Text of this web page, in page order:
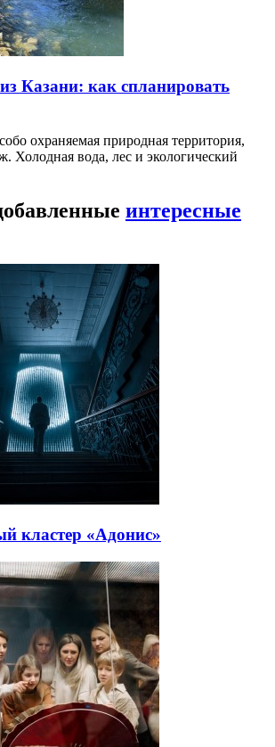
Казани: как спланировать
охраняемая природная территория,
Холодная вода, лес и экологический
интересные
кластер «Адонис»